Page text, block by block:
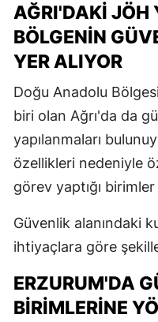
AĞRI'DAKI
BÖLGENIN
YER ALIYOR
Doğu Anadolu
biri olan Ağrı'da da
yapılanmaları
özellikleri nedeniyle
görev yaptığı
Güvenlik alanındaki
ihtiyaçlara göre
ERZURUM'DA
BIRIMLERINE